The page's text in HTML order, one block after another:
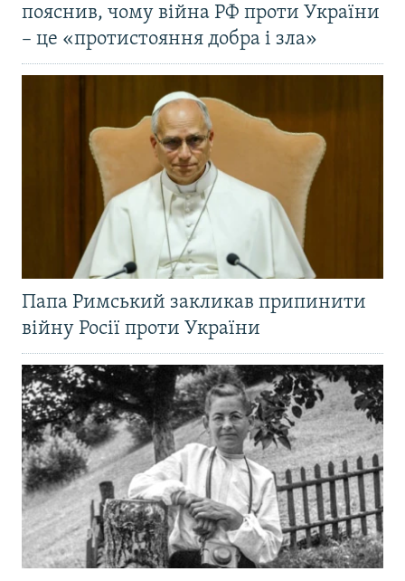
пояснив, чому війна РФ проти України
– це «протистояння добра і зла»
Папа Римський закликав припинити
війну Росії проти України